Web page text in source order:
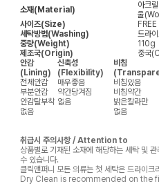
소재(Material)
아크
울
사이즈(Size)
FREE
세탁방법(Washing)
드라
중량(Weight)
110g
제조국(Origin)
중국
안감
(Lining)
신축성
(Flexibility)
비침
전체안감
매우좋음 비침있음
부분안감
약간당겨짐 비침약간
안감탈부착 없음 밝은칼라만
없음
없음
취급시 주의사항 / Attention to
상품별로 기재된 소재에 해당하는 세탁 및
수 있습니다.
클릭앤퍼니 모든 의류는 첫 세탁은 드라이크
Dry Clean is recommended on the